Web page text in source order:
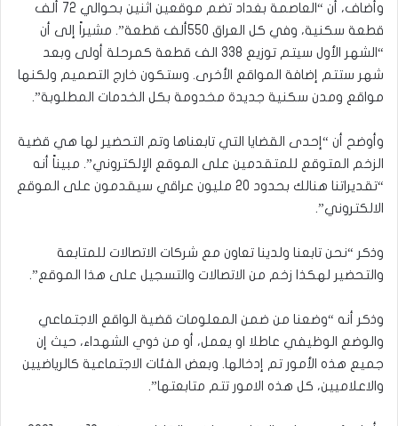
وأضاف، أن “العاصمة بغداد تضم موقعين اثنين بحوالي 72 ألف
قطعة سكنية، وفي كل العراق 550ألف قطعة”. مشيراً إلى أن
“الشهر الأول سيتم توزيع 338 الف قطعة كمرحلة أولى وبعد
شهر ستتم إضافة المواقع الأخرى. وستكون خارج التصميم ولكنها
مواقع ومدن سكنية جديدة مخدومة بكل الخدمات المطلوبة”.
وأوضح أن “إحدى القضايا التي تابعناها وتم التحضير لها هي قضية
الزخم المتوقع للمتقدمين على الموقع الإلكتروني”. مبيناً أنه
“تقديراتنا هنالك بحدود 20 مليون عراقي سيقدمون على الموقع
الالكتروني”.
وذكر “نحن تابعنا ولدينا تعاون مع شركات الاتصالات للمتابعة
والتحضير لهكذا زخم من الاتصالات والتسجيل على هذا الموقع”.
وذكر أنه “وضعنا من ضمن المعلومات قضية الواقع الاجتماعي
والوضع الوظيفي عاطلا او يعمل، أو من ذوي الشهداء، حيث إن
جميع هذه الأمور تم إدخالها. وبعض الفئات الاجتماعية كالرياضيين
والاعلاميين، كل هذه الامور تتم متابعتها”.